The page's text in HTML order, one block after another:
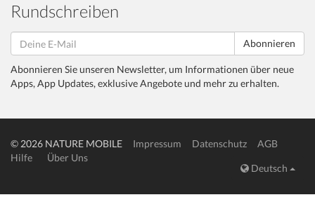
Rundschreiben
Abonnieren
Abonnieren Sie unseren Newsletter, um Informationen über neue
Apps, App Updates, exklusive Angebote und mehr zu erhalten.
© 2026 NATURE MOBILE Impressum Datenschutz
AGB
Hilfe
Über Uns
Deutsch